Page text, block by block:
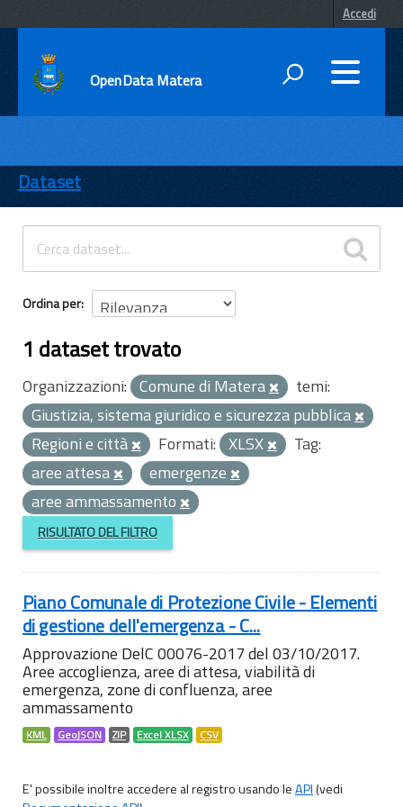
Accedi
OpenData Matera
ENTI
TEMI
INFORMAZIONI
Dataset
Ordina per
1 dataset trovato
Organizzazioni: Comune di Matera
temi:
Giustizia, sistema giuridico e sicurezza pubblica
Regioni e città
Formati: XLSX
Tag:
aree attesa
emergenze
aree ammassamento
RISULTATO DEL FILTRO
Piano Comunale di Protezione Civile - Elementi
di gestione dell'emergenza - C...
Approvazione DelC 00076-2017 del 03/10/2017.
Aree accoglienza, aree di attesa, viabilità di
emergenza, zone di confluenza, aree
ammassamento
KML GeoJSON ZIP Excel XLSX CSV
E' possibile inoltre accedere al registro usando leAPI(vedi